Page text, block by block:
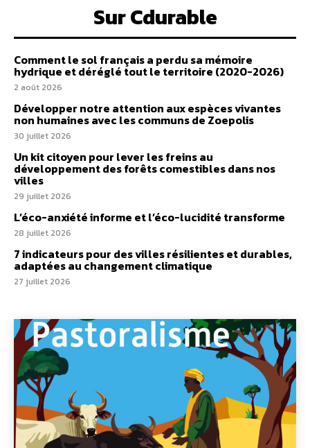
Sur Cdurable
Comment le sol français a perdu sa mémoire
hydrique et déréglé tout le territoire (2020-2026)
2 août 2026
Développer notre attention aux espèces vivantes
non humaines avec les communs de Zoepolis
30 juillet 2026
Un kit citoyen pour lever les freins au
développement des forêts comestibles dans nos
villes
29 juillet 2026
L’éco-anxiété informe et l’éco-lucidité transforme
28 juillet 2026
7 indicateurs pour des villes résilientes et durables,
adaptées au changement climatique
27 juillet 2026